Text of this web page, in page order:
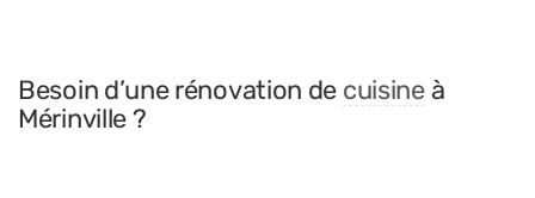
Besoin d’une rénovation de cuisineà
Mérinville ?